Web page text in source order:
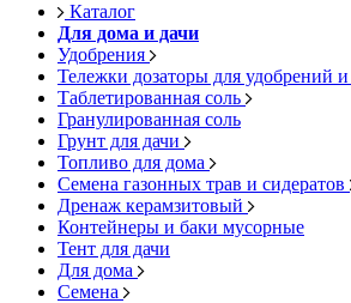
Каталог
Для дома и дачи
Удобрения
Тележки дозаторы для удобрений
Таблетированная соль
Гранулированная соль
Грунт для дачи
Топливо для дома
Семена газонных трав и сидератов
Дренаж керамзитовый
Контейнеры и баки мусорные
Тент для дачи
Для дома
Семена